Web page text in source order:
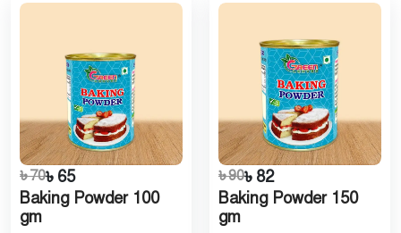
৳ 70৳ 65
Baking Powder 100
gm
৳ 90৳ 82
Baking Powder 150
gm